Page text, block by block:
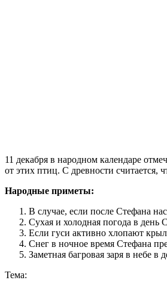
11 декабря в народном календаре
от этих птиц. С древности считается,
Народные приметы:
В случае, если после Стефана
Сухая и холодная погода в день
Если гуси активно хлопают
Снег в ночное время Стефана
Заметная багровая заря в небе
Тема: